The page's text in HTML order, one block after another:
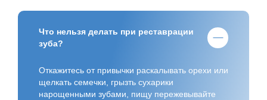
Что нельзя делать при реставрации
зуба?
Откажитесь от привычки раскалывать орехи или
щелкать семечки, грызть сухарики
нарощенными зубами, пищу пережевывайте